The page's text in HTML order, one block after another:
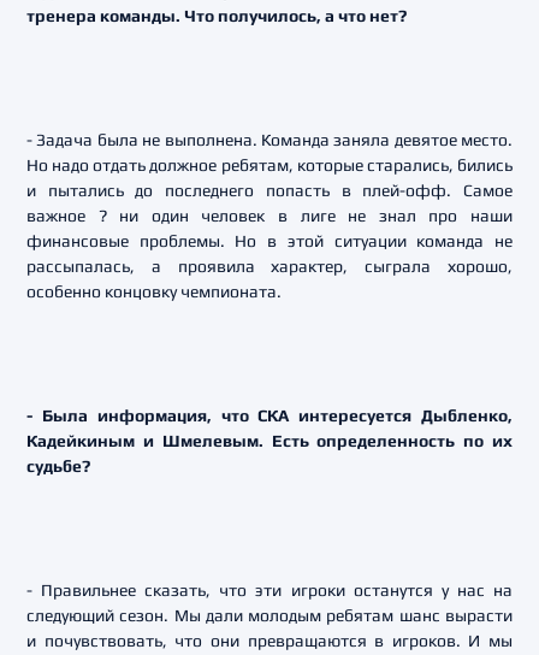
тренера команды. Что получилось, а что нет?
- Задача была не выполнена. Команда заняла девятое место.
Но надо отдать должное ребятам, которые старались, бились
и пытались до последнего попасть в плей-офф. Самое
важное ? ни один человек в лиге не знал про наши
финансовые проблемы. Но в этой ситуации команда не
рассыпалась, а проявила характер, сыграла хорошо,
особенно концовку чемпионата.
- Была информация, что СКА интересуется Дыбленко,
Кадейкиным и Шмелевым. Есть определенность по их
судьбе?
- Правильнее сказать, что эти игроки останутся у нас на
следующий сезон. Мы дали молодым ребятам шанс вырасти
и почувствовать, что они превращаются в игроков. И мы